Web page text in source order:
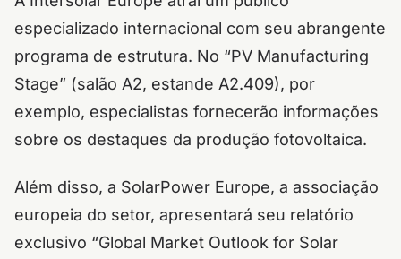
especializado internacional com seu abrangente
programa de estrutura. No “PV Manufacturing
Stage” (salão A2, estande A2.409), por
exemplo, especialistas fornecerão informações
sobre os destaques da produção fotovoltaica.
Além disso, a SolarPower Europe, a associação
europeia do setor, apresentará seu relatório
exclusivo “Global Market Outlook for Solar